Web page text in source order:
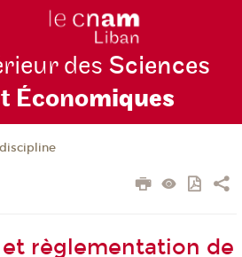
des Sciences
Économiques
règlementation de